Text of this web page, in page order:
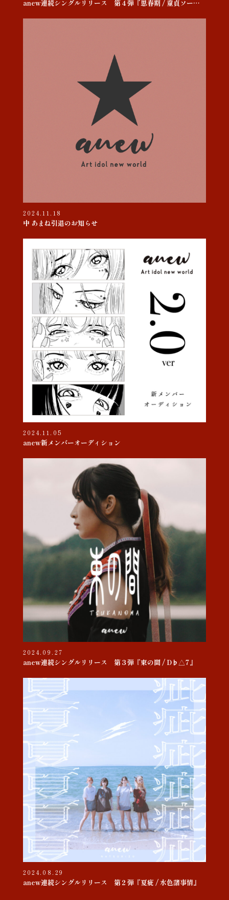
anew連続シングルリリース 第４弾『思春期 / 童貞ソー・ヤング』
2024.11.18
中 あまね引退のお知らせ
2024.11.05
anew新メンバーオーディション
2024.09.27
anew連続シングルリリース 第３弾『束の間 / D♭△7』
2024.08.29
anew連続シングルリリース 第２弾『夏疵 / 水色諸事情』